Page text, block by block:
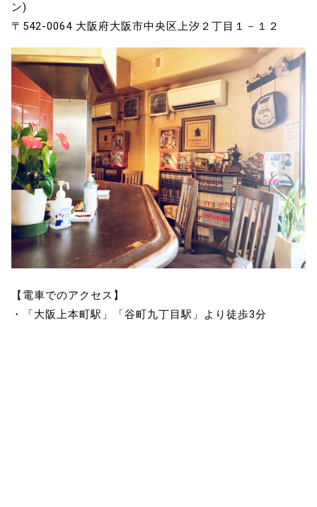
ン)
〒542-0064 大阪府大阪市中央区上汐２丁目１－１２
【電車でのアクセス】
・「大阪上本町駅」「谷町九丁目駅」より徒歩3分